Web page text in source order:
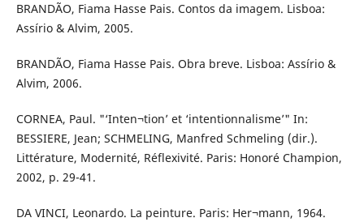
BRANDÃO, Fiama Hasse Pais. Contos da imagem. Lisboa:
Assírio & Alvim, 2005.
BRANDÃO, Fiama Hasse Pais. Obra breve. Lisboa: Assírio &
Alvim, 2006.
CORNEA, Paul. "‘Inten¬tion’ et ‘intentionnalisme’" In:
BESSIERE, Jean; SCHMELING, Manfred Schmeling (dir.).
Littérature, Modernité, Réflexivité. Paris: Honoré Champion,
2002, p. 29-41.
DA VINCI, Leonardo. La peinture. Paris: Her¬mann, 1964.